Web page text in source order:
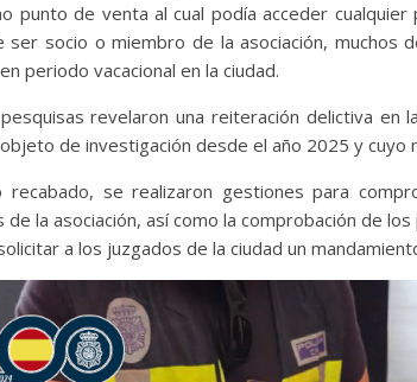
punto de venta al cual podía acceder
ser socio o miembro de la asociación, muchos
periodo vacacional en la ciudad.
revelaron una reiteración delictiva en
de investigación desde el año 2025 y cuyo
se realizaron gestiones para
de la asociación, así como la comprobación de
a los juzgados de la ciudad un